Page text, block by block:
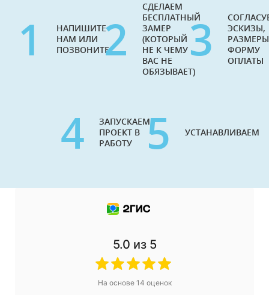
1
НАПИШИТЕ
НАМ ИЛИ
ПОЗВОНИТЕ2
СДЕЛАЕМ
БЕСПЛАТНЫЙ
ЗАМЕР
(КОТОРЫЙ
НЕ К ЧЕМУ
ВАС НЕ
ОБЯЗЫВАЕТ)
3
ЭСКИЗЫ,
ФОРМУ
ОПЛАТЫ
4
ЗАПУСКАЕМ
ПРОЕКТ В
РАБОТУ
5 УСТАНАВЛИВАЕМ
5.0 из 5
На основе 14 оценок